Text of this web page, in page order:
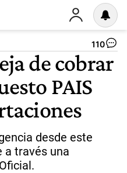
110
de cobrar
PAIS
desde este
a través una